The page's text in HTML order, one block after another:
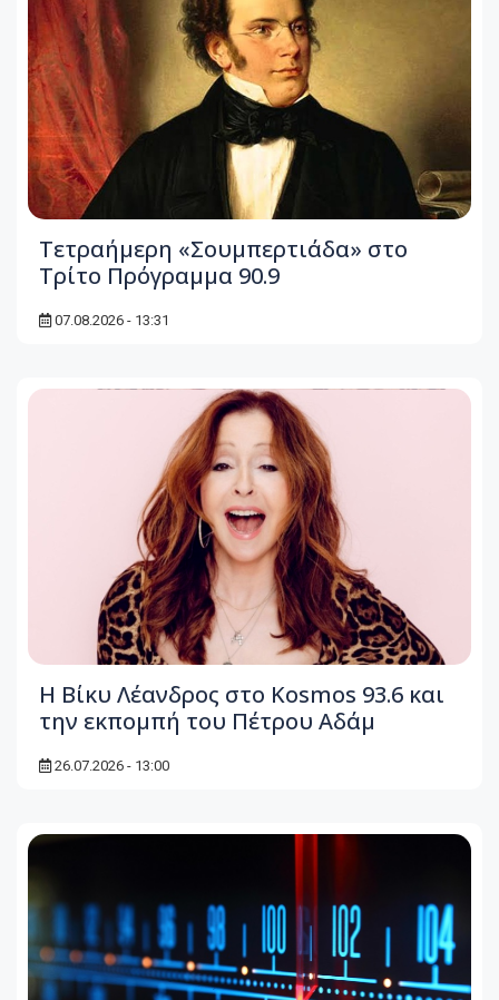
Τετραήμερη «Σουμπερτιάδα» στο
Τρίτο Πρόγραμμα 90.9
07.08.2026 - 13:31
Η Βίκυ Λέανδρος στο Kosmos 93.6 και
την εκπομπή του Πέτρου Αδάμ
26.07.2026 - 13:00